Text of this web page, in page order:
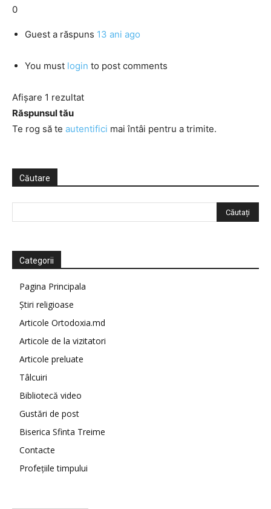
0
Guest a răspuns 13 ani ago
You must login to post comments
Afișare 1 rezultat
Răspunsul tău
Te rog să te autentifici mai întâi pentru a trimite.
Căutare
Categorii
Pagina Principala
Știri religioase
Articole Ortodoxia.md
Articole de la vizitatori
Articole preluate
Tâlcuiri
Bibliotecă video
Gustări de post
Biserica Sfinta Treime
Contacte
Profețiile timpului